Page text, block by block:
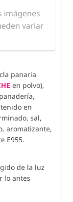
imágenes
variar
panaria
en polvo),
en
sal,
aromatizante,
E955.
de la luz
lo antes